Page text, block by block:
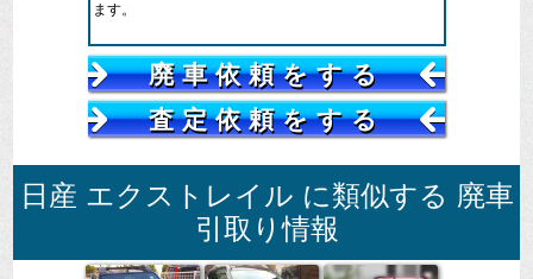
ます。
走行距離は10万キロ以内が好ましく、車検残などは査
定にほとんど影響ありません。
廃車依頼をする
査定依頼をする
日産 エクストレイル に類似する 廃車
引取り情報